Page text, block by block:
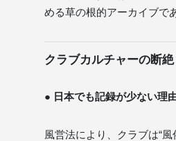
める草の根的アーカイブで
クラブカルチャーの断
● 日本でも記録が少ない理
風営法により、クラブは“